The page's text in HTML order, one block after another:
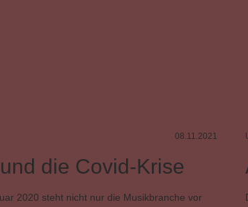
08.11.2021
die Covid-Krise
2020 steht nicht nur die Musikbranche vor